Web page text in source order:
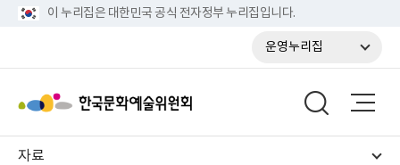
이 누리집은 대한민국 공식 전자정부 누리집입니다.
운영누리집
자료